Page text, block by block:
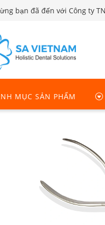
bạn đã đến với Công ty
MỤC SẢN PHẨM